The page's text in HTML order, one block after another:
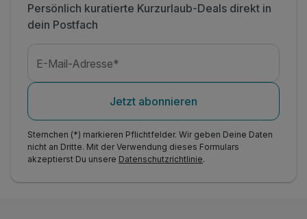
Persönlich kuratierte Kurzurlaub-Deals direkt in
dein Postfach
E-Mail-Adresse*
Jetzt abonnieren
Sternchen (*) markieren Pflichtfelder. Wir geben Deine Daten
nicht an Dritte. Mit der Verwendung dieses Formulars
akzeptierst Du unsere Datenschutzrichtlinie.